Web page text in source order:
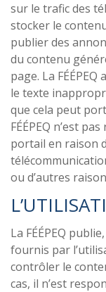
sur le trafic des
stocker le
publier des
du contenu
page. La
le texte
que cela peut
FÉÉPEQ n’est
portail en raison
ou d’autres
La FÉÉPEQ
fournis par
contrôler le
cas, il n’est